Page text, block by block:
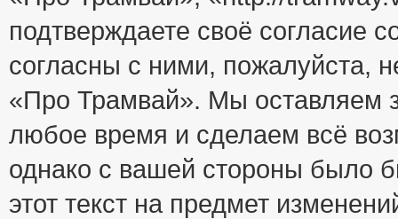
подтверждаете своё
согласны с ними, пожалуйста,
«Про Трамвай». Мы оставляем
любое время и сделаем всё
однако с вашей стороны было
этот текст на предмет